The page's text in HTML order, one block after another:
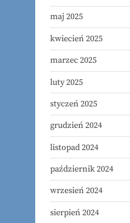
maj 2025
kwiecień 2025
marzec 2025
luty 2025
styczeń 2025
grudzień 2024
listopad 2024
październik 2024
wrzesień 2024
sierpień 2024